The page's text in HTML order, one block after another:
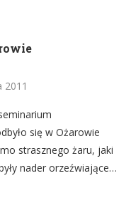
2011
się w Ożarowie
strasznego żaru, jaki
nader orzeźwiające…